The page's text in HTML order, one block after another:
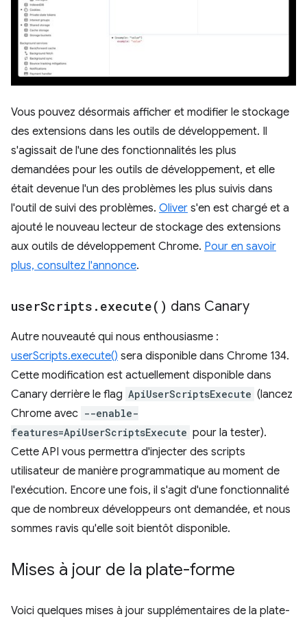
Vous pouvez désormais afficher et modifier le stockage
des extensions dans les outils de développement. Il
s'agissait de l'une des fonctionnalités les plus
demandées pour les outils de développement, et elle
était devenue l'un des problèmes les plus suivis dans
l'outil de suivi des problèmes. Oliver s'en est chargé et a
ajouté le nouveau lecteur de stockage des extensions
aux outils de développement Chrome. Pour en savoir
plus, consultez l'annonce.
userScripts . execute( ) dans Canary
Autre nouveauté qui nous enthousiasme :
userScripts.execute() sera disponible dans Chrome 134.
Cette modification est actuellement disponible dans
Canary derrière le flag ApiUserScriptsExecute (lancez
Chrome avec --enable-
features=ApiUserScriptsExecute pour la tester).
Cette API vous permettra d'injecter des scripts
utilisateur de manière programmatique au moment de
l'exécution. Encore une fois, il s'agit d'une fonctionnalité
que de nombreux développeurs ont demandée, et nous
sommes ravis qu'elle soit bientôt disponible.
Mises à jour de la plate-forme
Voici quelques mises à jour supplémentaires de la plate-